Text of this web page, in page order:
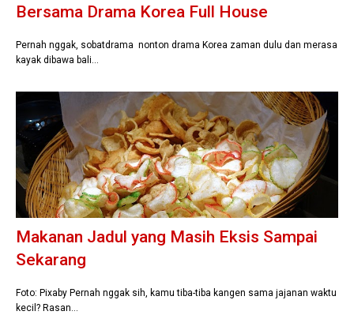
Bersama Drama Korea Full House
Pernah nggak, sobatdrama nonton drama Korea zaman dulu dan merasa
kayak dibawa bali…
Makanan Jadul yang Masih Eksis Sampai
Sekarang
Foto: Pixaby Pernah nggak sih, kamu tiba-tiba kangen sama jajanan waktu
kecil? Rasan…